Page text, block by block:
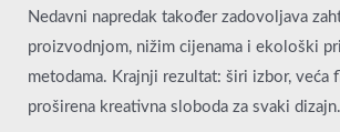
Nedavni napredak također zadovoljava
proizvodnjom, nižim cijenama i ekološki
metodama. Krajnji rezultat: širi izbor, veća
proširena kreativna sloboda za svaki dizajn.